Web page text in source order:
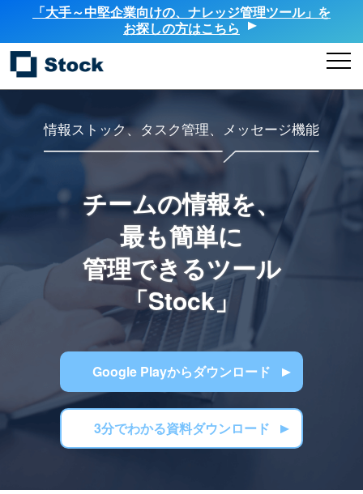
「大手～中堅企業向けの、ナレッジ管理ツール」を
お探しの方はこちら
情報ストック、タスク管理、メッセージ機能
チームの情報を、
最も簡単に
管理できるツール
「Stock」
Google Playからダウンロード
3分でわかる資料ダウンロード